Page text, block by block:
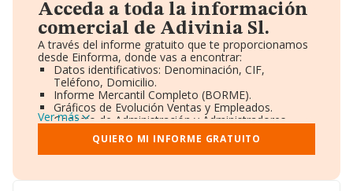
Acceda a toda la información
comercial de Adivinia Sl.
A través del informe gratuito que te proporcionamos
desde Einforma, donde vas a encontrar:
Datos identificativos: Denominación, CIF,
Teléfono, Domicilio.
Informe Mercantil Completo (BORME).
Gráficos de Evolución Ventas y Empleados.
Consejo de Administración y Administradores.
Directivos y Ejecutivos.
Accionistas.
Participaciones y Vinculaciones en otras empresas.
Información oficial y registral complementaria.
Ver más
QUIERO MI INFORME GRATUITO